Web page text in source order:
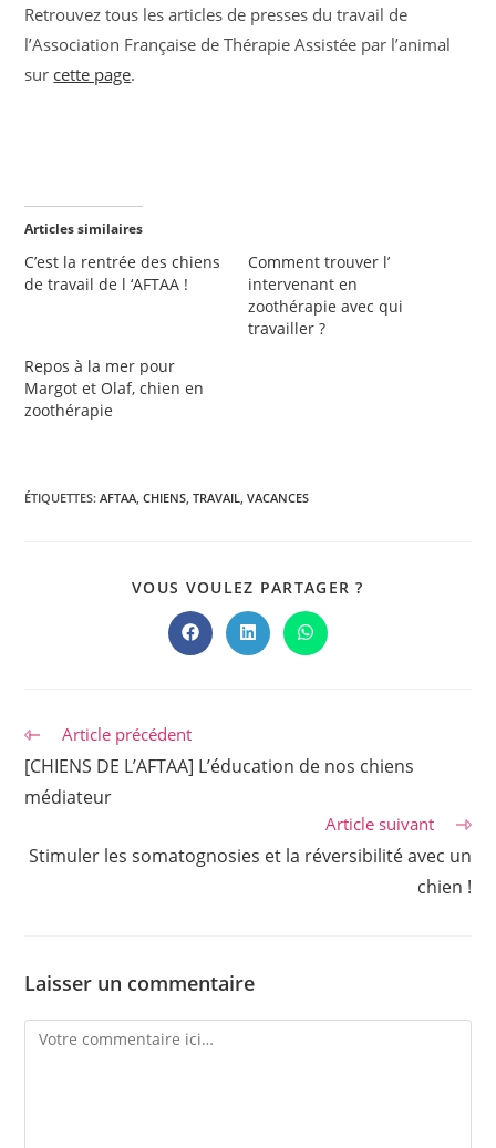
Retrouvez tous les articles de presses du travail de
l’Association Française de Thérapie Assistée par l’animal
sur cette page.
Articles similaires
C’est la rentrée des chiens
de travail de l ‘AFTAA !
Comment trouver l’
intervenant en
zoothérapie avec qui
travailler ?
Repos à la mer pour
Margot et Olaf, chien en
zoothérapie
ÉTIQUETTES:AFTAA, CHIENS, TRAVAIL, VACANCES
VOUS VOULEZ PARTAGER ?
Ouvrir
dans
Ouvrir
dans
Ouvrir
dans
Read
articles
Article précédent
[CHIENS DE L’AFTAA] L’éducation de nos chiens
médiateur
Article suivant
Stimuler les somatognosies et la réversibilité avec un
chien !
Laisser un commentaire
Comment